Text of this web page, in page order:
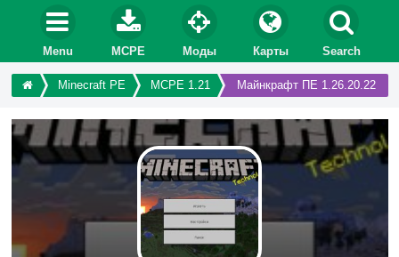
Menu MCPE Моды Карты Search
Minecraft PE MCPE 1.21 Майнкрафт ПЕ 1.26.20.22